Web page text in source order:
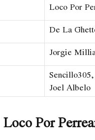
Loco Por
De La
Jorgie
Joel Albelo
Loco Por